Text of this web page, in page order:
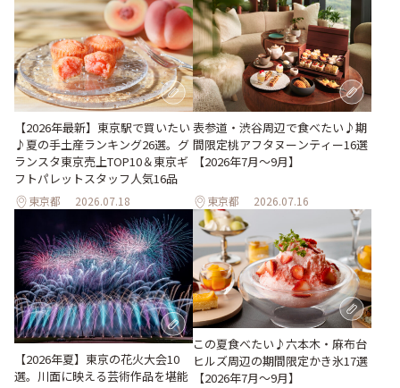
【2026年最新】東京駅で買いたい
♪夏の手土産ランキング26選。グ
ランスタ東京売上TOP10＆東京ギ
フトパレットスタッフ人気16品
東京都 2026.07.18
表参道・渋谷周辺で食べたい♪期
間限定桃アフタヌーンティー16選
【2026年7月～9月】
東京都 2026.07.16
【2026年夏】東京の花火大会10
選。川面に映える芸術作品を堪能
この夏食べたい♪六本木・麻布台
ヒルズ周辺の期間限定かき氷17選
【2026年7月～9月】